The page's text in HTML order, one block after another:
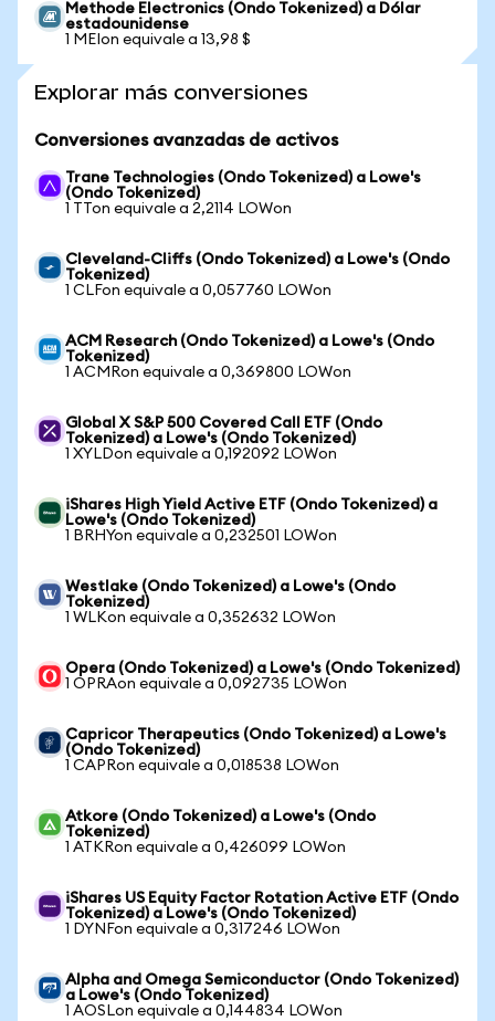
Methode Electronics (Ondo Tokenized) a Dólar
estadounidense
1 MEIon equivale a 13,98 $
Explorar más conversiones
Conversiones avanzadas de activos
Trane Technologies (Ondo Tokenized) a Lowe's
(Ondo Tokenized)
1 TTon equivale a 2,2114 LOWon
Cleveland-Cliffs (Ondo Tokenized) a Lowe's (Ondo
Tokenized)
1 CLFon equivale a 0,057760 LOWon
ACM Research (Ondo Tokenized) a Lowe's (Ondo
Tokenized)
1 ACMRon equivale a 0,369800 LOWon
Global X S&P 500 Covered Call ETF (Ondo
Tokenized) a Lowe's (Ondo Tokenized)
1 XYLDon equivale a 0,192092 LOWon
iShares High Yield Active ETF (Ondo Tokenized) a
Lowe's (Ondo Tokenized)
1 BRHYon equivale a 0,232501 LOWon
Westlake (Ondo Tokenized) a Lowe's (Ondo
Tokenized)
1 WLKon equivale a 0,352632 LOWon
Opera (Ondo Tokenized) a Lowe's (Ondo Tokenized)
1 OPRAon equivale a 0,092735 LOWon
Capricor Therapeutics (Ondo Tokenized) a Lowe's
(Ondo Tokenized)
1 CAPRon equivale a 0,018538 LOWon
Atkore (Ondo Tokenized) a Lowe's (Ondo
Tokenized)
1 ATKRon equivale a 0,426099 LOWon
iShares US Equity Factor Rotation Active ETF (Ondo
Tokenized) a Lowe's (Ondo Tokenized)
1 DYNFon equivale a 0,317246 LOWon
Alpha and Omega Semiconductor (Ondo Tokenized)
a Lowe's (Ondo Tokenized)
1 AOSLon equivale a 0,144834 LOWon